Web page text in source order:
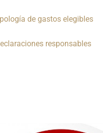
de gastos elegibles
responsables